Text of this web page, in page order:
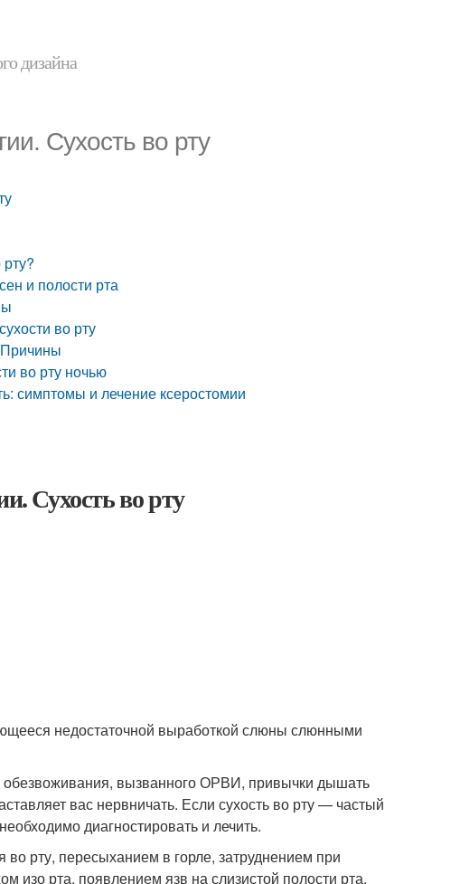
дизайна
Сухость во рту
и полости рта
во рту
Причины
во рту ночью
симптомы и лечение ксеростомии
Сухость во рту
недостаточной выработкой слюны слюнными
обезвоживания, вызванного ОРВИ, привычки дышать
вас нервничать. Если сухость во рту — частый
диагностировать и лечить.
рту, пересыханием в горле, затруднением при
изо рта, появлением язв на слизистой полости рта,